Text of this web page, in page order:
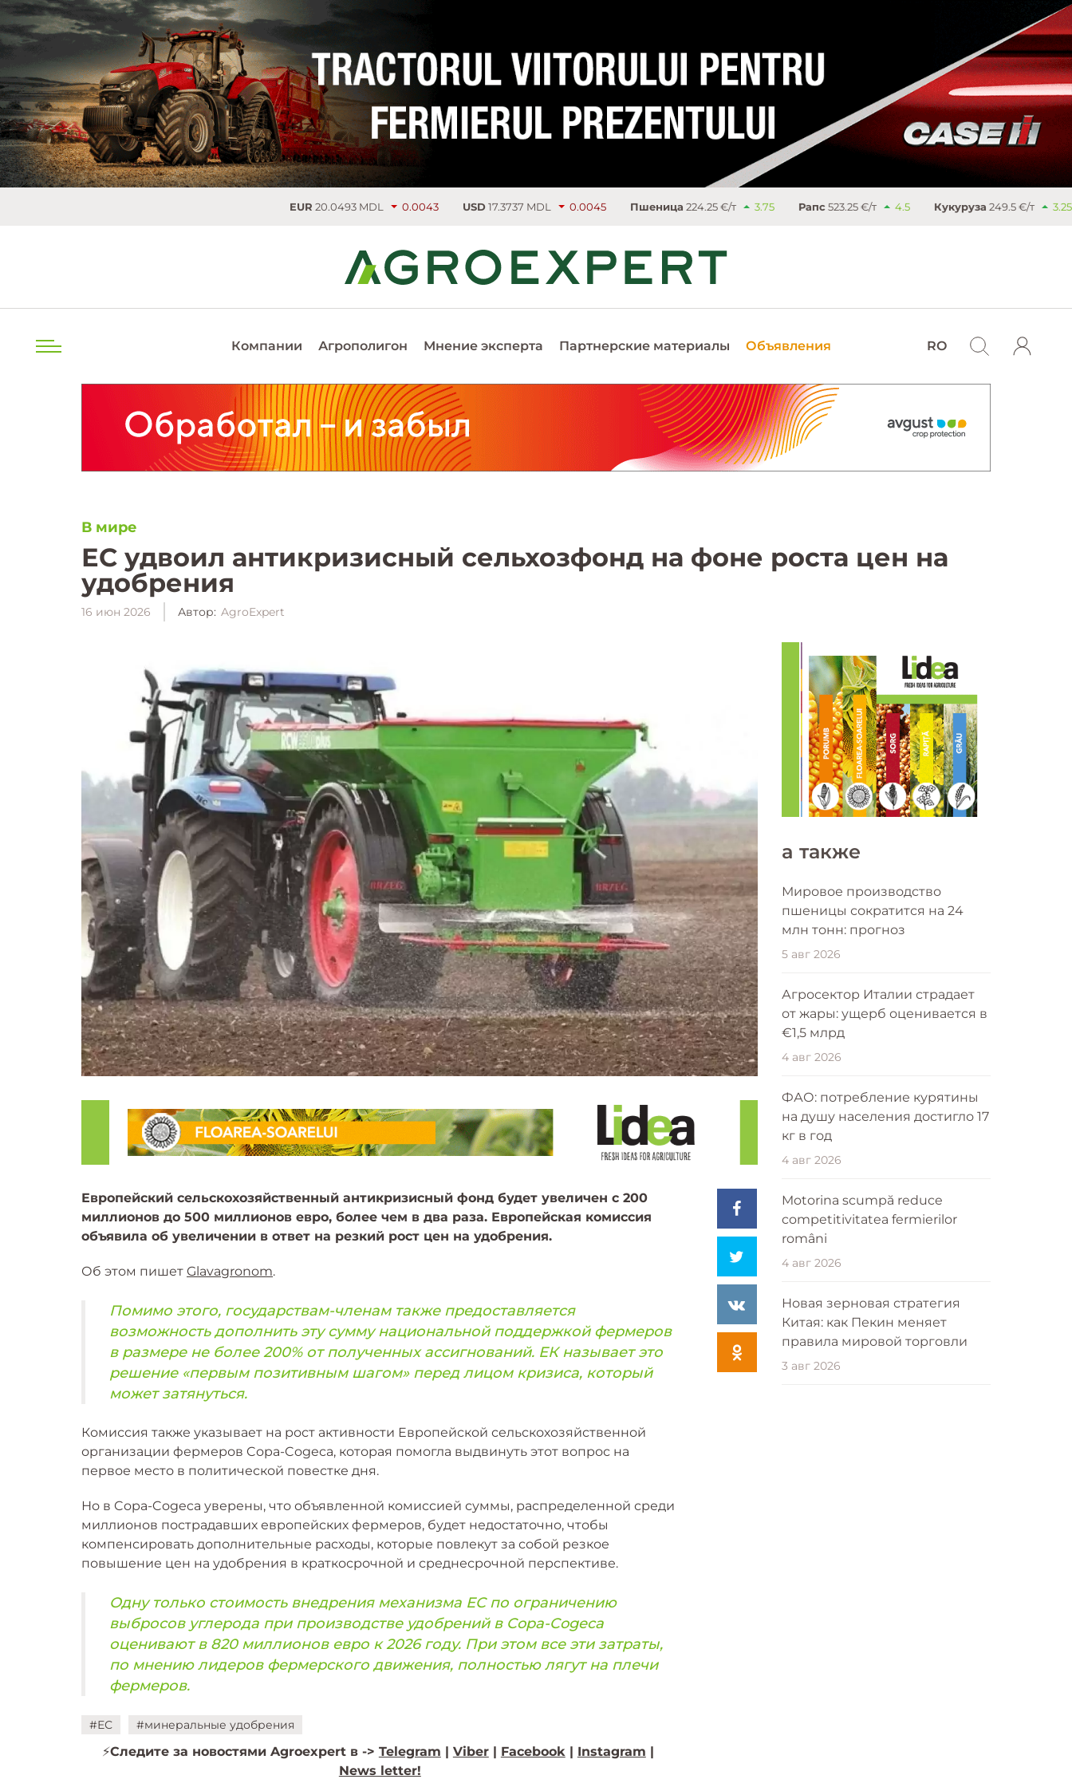
20.0493 MDL 0.0043 USD17.3737 MDL 0.0045 Пшеница 224.25 €/т 3.75 Рапс523.25 €/т 4.5 Кукуруза 249.5 €/т 3.25 Сахар
Компании Агрополигон Мнение эксперта Партнерские материалы Объявления RO
В мире
ЕС удвоил антикризисный сельхозфонд на фоне роста цен на
удобрения
16 июн 2026 Автор: AgroExpert
Европейский сельскохозяйственный антикризисный фонд будет увеличен с 200
миллионов до 500 миллионов евро, более чем в два раза. Европейская комиссия
объявила об увеличении в ответ на резкий рост цен на удобрения.
Об этом пишет Glavagronom.
Помимо этого, государствам-членам также предоставляется
возможность дополнить эту сумму национальной поддержкой фермеров
в размере не более 200% от полученных ассигнований. ЕК называет это
решение «первым позитивным шагом» перед лицом кризиса, который
может затянуться.
Комиссия также указывает на рост активности Европейской сельскохозяйственной
организации фермеров Copa-Cogeca, которая помогла выдвинуть этот вопрос на
первое место в политической повестке дня.
Но в Copa-Cogeca уверены, что объявленной комиссией суммы, распределенной среди
миллионов пострадавших европейских фермеров, будет недостаточно, чтобы
компенсировать дополнительные расходы, которые повлекут за собой резкое
повышение цен на удобрения в краткосрочной и среднесрочной перспективе.
Одну только стоимость внедрения механизма ЕС по ограничению
выбросов углерода при производстве удобрений в Copa-Cogeca
оценивают в 820 миллионов евро к 2026 году. При этом все эти затраты,
по мнению лидеров фермерского движения, полностью лягут на плечи
фермеров.
#ЕС #минеральные удобрения
⚡️Следите за новостями Agroexpert в -> Telegram Viber| Facebook| Instagram
News letter!
a также
Мировое производство
пшеницы сократится на 24
млн тонн: прогноз
5 авг 2026
Агросектор Италии страдает
от жары: ущерб оценивается в
€1,5 млрд
4 авг 2026
ФАО: потребление курятины
на душу населения достигло 17
кг в год
4 авг 2026
Motorina scumpă reduce
competitivitatea fermierilor
români
4 авг 2026
Новая зерновая стратегия
Китая: как Пекин меняет
правила мировой торговли
3 авг 2026